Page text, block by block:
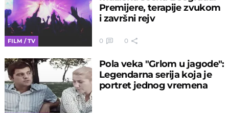
FILM / TV
Premijere, terapije zvukom
i završni rejv
0 0
Pola veka "Grlom u jagode":
Legendarna serija koja je
portret jednog vremena